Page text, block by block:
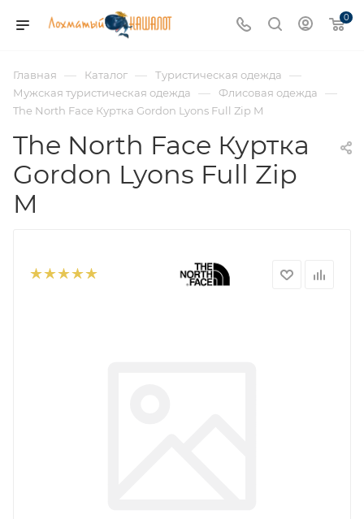
0
Главная — Каталог — Туристическая одежда —
Мужская туристическая одежда — Флисовая одежда —
The North Face Куртка Gordon Lyons Full Zip M
The North Face Куртка
Gordon Lyons Full Zip
M